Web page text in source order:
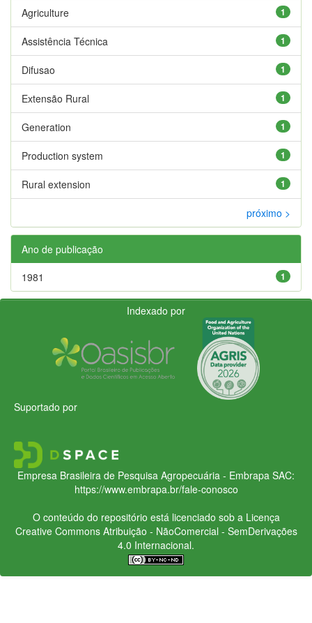
1
Agriculture
1
Assistência Técnica
1
Difusao
1
Extensão Rural
1
Generation
1
Production system
1
Rural extension
próximo >
Ano de publicação
1
1981
Indexado por
Suportado por
Empresa Brasileira de Pesquisa Agropecuária - Embrapa SAC:
https://www.embrapa.br/fale-conosco
O conteúdo do repositório está licenciado sob a Licença
Creative CommonsAtribuição - NãoComercial - SemDerivações
4.0 Internacional.